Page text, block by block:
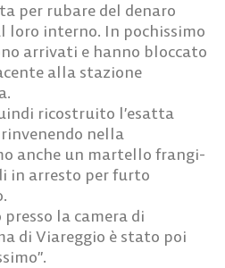
per rubare del denaro
loro interno. In pochissimo
arrivati e hanno bloccato
alla stazione
ricostruito l’esatta
nella
anche un martello frangi-
in arresto per furto
la camera di
di Viareggio è stato poi